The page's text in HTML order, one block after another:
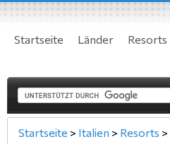
Startseite Länder Resorts
Startseite > Italien > Resorts >